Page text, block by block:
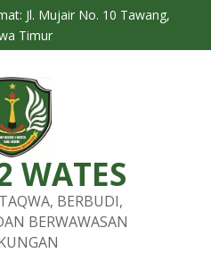
Jl. Mujair No. 10 Tawang,
Timur
WATES
BERBUDI,
BERWAWASAN